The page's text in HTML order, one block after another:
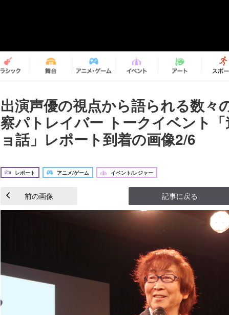
出演声優の視点から語られる数々
察パトレイバー トークイベント
ョ話」レポート到着の画像2/6
レポート アニメ/ゲーム イベント/レジャー
前の画像 記事に戻る